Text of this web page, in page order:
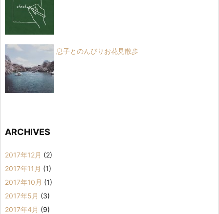
息子とのんびりお花見散歩
ARCHIVES
2017年12月 (2)
2017年11月 (1)
2017年10月 (1)
2017年5月 (3)
2017年4月 (9)